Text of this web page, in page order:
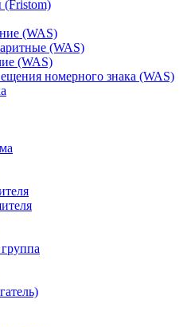
(Fristom)
(WAS)
(WAS)
(WAS)
номерного знака (WAS)